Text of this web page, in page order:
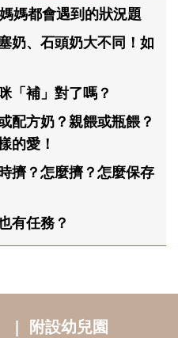
媽都會遇到的狀況題
奶、石頭奶大不同！如
「補」對了嗎？
配方奶？親餵或瓶餵？
的愛！
擠？怎麼擠？怎麼保存
有任務？
附設幼兒園